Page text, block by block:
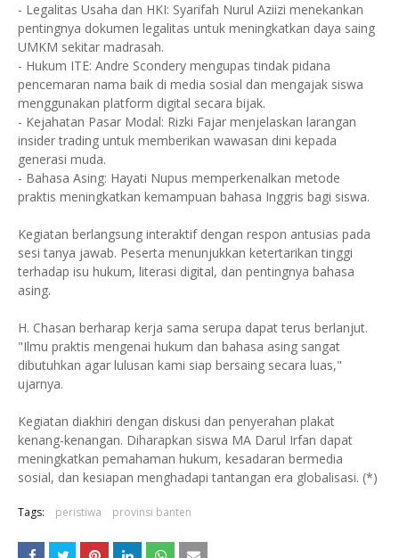
- Legalitas Usaha dan HKI: Syarifah Nurul Aziizi menekankan
pentingnya dokumen legalitas untuk meningkatkan daya saing
UMKM sekitar madrasah.
- Hukum ITE: Andre Scondery mengupas tindak pidana
pencemaran nama baik di media sosial dan mengajak siswa
menggunakan platform digital secara bijak.
- Kejahatan Pasar Modal: Rizki Fajar menjelaskan larangan
insider trading untuk memberikan wawasan dini kepada
generasi muda.
- Bahasa Asing: Hayati Nupus memperkenalkan metode
praktis meningkatkan kemampuan bahasa Inggris bagi siswa.
Kegiatan berlangsung interaktif dengan respon antusias pada
sesi tanya jawab. Peserta menunjukkan ketertarikan tinggi
terhadap isu hukum, literasi digital, dan pentingnya bahasa
asing.
H. Chasan berharap kerja sama serupa dapat terus berlanjut.
"Ilmu praktis mengenai hukum dan bahasa asing sangat
dibutuhkan agar lulusan kami siap bersaing secara luas,"
ujarnya.
Kegiatan diakhiri dengan diskusi dan penyerahan plakat
kenang-kenangan. Diharapkan siswa MA Darul Irfan dapat
meningkatkan pemahaman hukum, kesadaran bermedia
sosial, dan kesiapan menghadapi tantangan era globalisasi. (*)
Tags: peristiwa provinsi banten